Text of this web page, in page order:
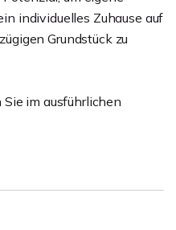
individuelles Zuhause auf
Grundstück zu
im ausführlichen